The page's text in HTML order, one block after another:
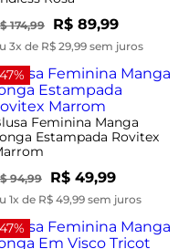
174,99 R$ 89,99
3x de R$ 29,99 sem juros
Feminina Manga
Estampada Rovitex
94,99 R$ 49,99
1x de R$ 49,99 sem juros